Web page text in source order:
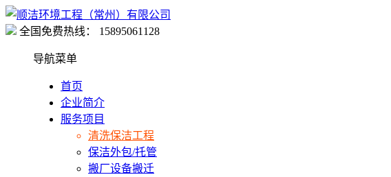
全国免费热线： 15895061128
导航菜单
首页
企业简介
服务项目
清洗保洁工程
保洁外包/托管
搬厂设备搬迁